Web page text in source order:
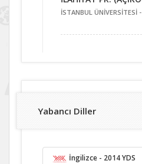
İSTANBUL ÜNİVERSİTESİ -
Yabancı Diller
İngilizce - 2014 YDS